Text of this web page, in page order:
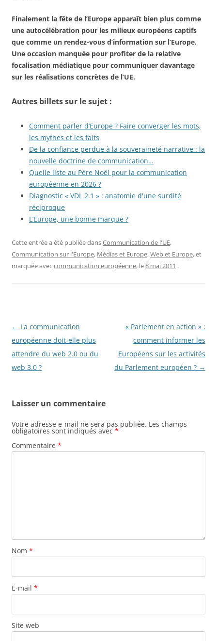
Finalement la fête de l’Europe apparaît bien plus comme
une autocélébration pour les milieux européens captifs
que comme un rendez-vous d’information sur l’Europe.
Une occasion manquée pour profiter de la relative
focalisation médiatique pour communiquer davantage
sur les réalisations concrètes de l’UE.
Autres billets sur le sujet :
Comment parler d’Europe ? Faire converger les mots,
les mythes et les faits
De la confiance perdue à la souveraineté narrative : la
nouvelle doctrine de communication…
Quelle liste au Père Noël pour la communication
européenne en 2026 ?
Diagnostic « VDL 2.1 » : anatomie d'une surdité
réciproque
L’Europe, une bonne marque ?
Cette entrée a été publiée dansCommunication de l'UE,
Communication sur l'Europe, Médias et Europe,Web et Europe, et
marquée aveccommunication européenne, le8 mai 2011 .
Navigation
des
articles
← La communication
européenne doit-elle plus
attendre du web 2.0 ou du
web 3.0 ?
« Parlement en action » :
comment informer les
Européens sur les activités
du Parlement européen ? →
Laisser un commentaire
Votre adresse e-mail ne sera pas publiée. Les champs
obligatoires sont indiqués avec *
Commentaire *
Nom *
E-mail *
Site web